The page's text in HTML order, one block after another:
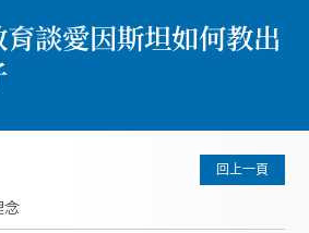
談愛因斯坦如何教出
回上一頁
念